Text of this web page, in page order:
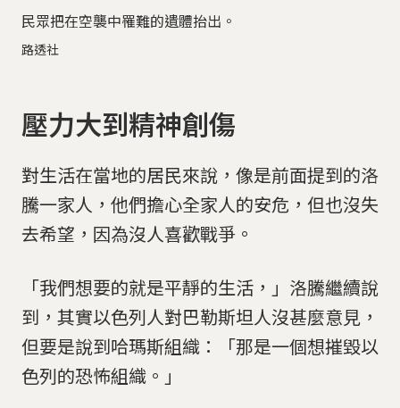
民眾把在空襲中罹難的遺體抬出。
路透社
壓力大到精神創傷
對生活在當地的居民來說，像是前面提到的洛
騰一家人，他們擔心全家人的安危，但也沒失
去希望，因為沒人喜歡戰爭。
「我們想要的就是平靜的生活，」洛騰繼續說
到，其實以色列人對巴勒斯坦人沒甚麼意見，
但要是說到哈瑪斯組織：「那是一個想摧毀以
色列的恐怖組織。」